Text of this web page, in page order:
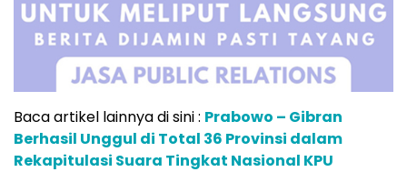
Baca artikel lainnya di sini : Prabowo – Gibran
Berhasil Unggul di Total 36 Provinsi dalam
Rekapitulasi Suara Tingkat Nasional KPU